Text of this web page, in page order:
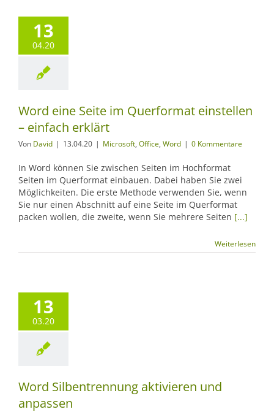
13
04.20
Word eine Seite im Querformat einstellen
– einfach erklärt
Von David | 13.04.20 | Microsoft, Office, Word | 0 Kommentare
In Word können Sie zwischen Seiten im Hochformat
Seiten im Querformat einbauen. Dabei haben Sie zwei
Möglichkeiten. Die erste Methode verwenden Sie, wenn
Sie nur einen Abschnitt auf eine Seite im Querformat
packen wollen, die zweite, wenn Sie mehrere Seiten [...]
Weiterlesen
13
03.20
Word Silbentrennung aktivieren und
anpassen